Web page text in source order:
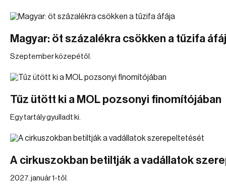
Magyar: öt százalékra csökken a tűzifa
Szeptember közepétől.
Tűz ütött ki a MOL pozsonyi finomítójában
Egy tartály gyulladt ki.
A cirkuszokban betiltják a vadállatok
2027. január 1-től.